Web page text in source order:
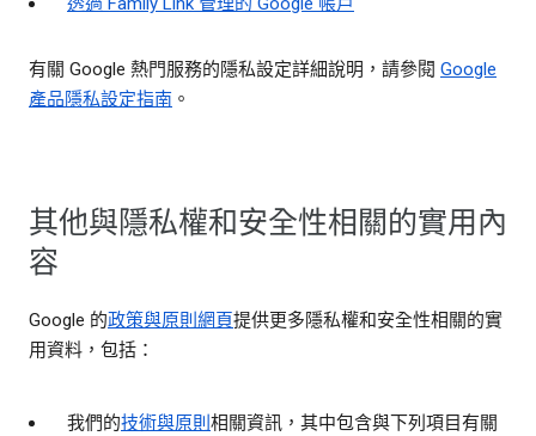
有關 Google 熱門服務的隱私設定詳細說明，請參閱 Google
產品隱私設定指南 。
其他與隱私權和安全性相關的實用內
容
Google 的政策與原則網頁提供更多隱私權和安全性相關的實
用資料，包括：
我們的技術與原則 相關資訊，其中包含與下列項目有關